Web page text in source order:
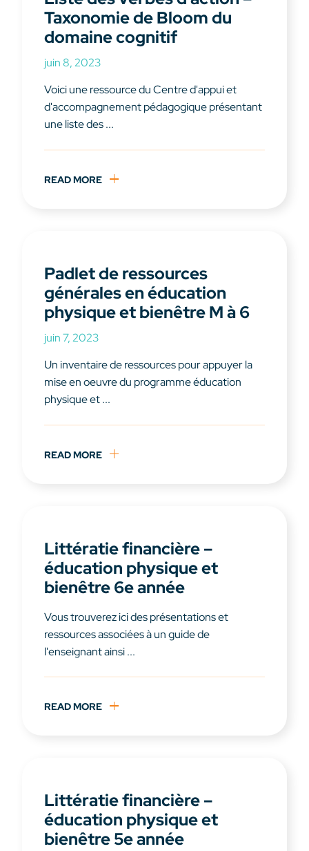
Taxonomie de Bloom du
domaine cognitif
juin 8, 2023
Voici une ressource du Centre d'appui et
d'accompagnement pédagogique présentant
une liste des ...
READ MORE
Padlet de ressources
générales en éducation
physique et bienêtre M à 6
juin 7, 2023
Un inventaire de ressources pour appuyer la
mise en oeuvre du programme éducation
physique et ...
READ MORE
Littératie financière –
éducation physique et
bienêtre 6e année
Vous trouverez ici des présentations et
ressources associées à un guide de
l'enseignant ainsi ...
READ MORE
Littératie financière –
éducation physique et
bienêtre 5e année